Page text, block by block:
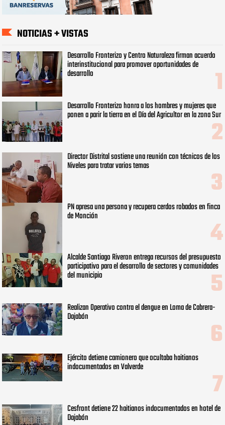
NOTICIAS + VISTAS
Desarrollo Fronterizo y Centro Naturaleza firman acuerdo
interinstitucional para promover oportunidades de
desarrollo
Desarrollo Fronterizo honra a los hombres y mujeres que
ponen a parir la tierra en el Día del Agricultor en la zona Sur
Director Distrital sostiene una reunión con técnicos de los
Niveles para tratar varios temas
PN apresa una persona y recupera cerdos robados en finca
de Monción
Alcalde Santiago Riveron entrega recursos del presupuesto
participativo para el desarrollo de sectores y comunidades
del municipio
Realizan Operativo contra el dengue en Loma de Cabrera-
Dajabón
Ejército detiene camionero que ocultaba haitianos
indocumentados en Valverde
Cesfront detiene 22 haitianos indocumentados en hotel de
Dajabón